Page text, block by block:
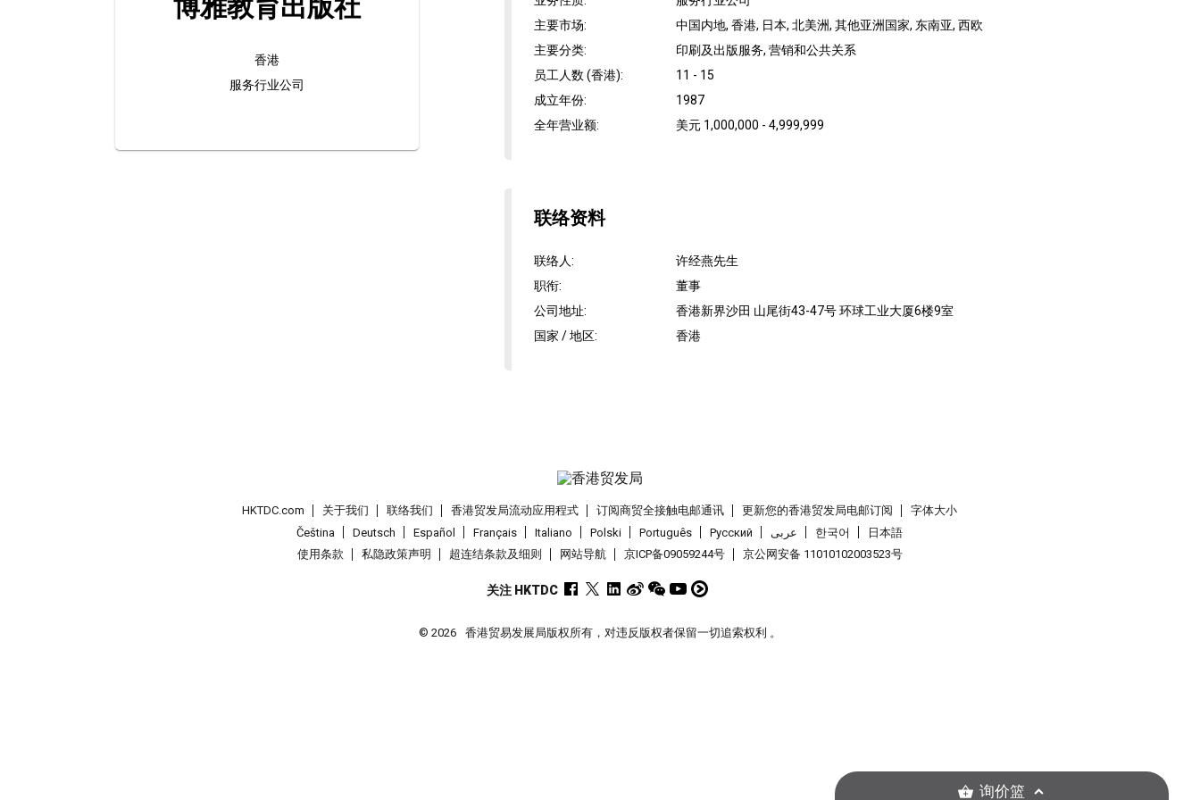
博雅教育出版社
香港
服务行业公司
主要市场:
中国内地, 香港, 日本, 北美洲, 其他亚洲国家, 东南亚, 西欧
主要分类:
印刷及出版服务, 营销和公共关系
员工人数 (香港):
11 - 15
成立年份:
1987
全年营业额: 美元 1,000,000 - 4,999,999
联络资料
联络人:
许经燕先生
职衔:
董事
公司地址:
香港新界沙田 山尾街43-47号 环球工业大厦6楼9室
国家 / 地区: 香港
HKTDC.com 关于我们 联络我们 香港贸发局流动应用程式 订阅商贸全接触电邮通讯 更新您的香港贸发局电邮订阅
字体大小
Čeština
Deutsch Español Français Italiano Polski Português Pусский عربى 한국어
日本語
使用条款
私隐政策声明 超连结条款及细则 网站导航 京ICP备09059244号 京公网安备 11010102003523号
关注 HKTDC
© 2026 香港贸易发展局版权所有，对违反版权者保留一切追索权利 。
询价篮